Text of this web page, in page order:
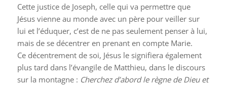
Cette justice de Joseph, celle qui va permettre que
Jésus vienne au monde avec un père pour veiller sur
lui et l’éduquer, c’est de ne pas seulement penser à lui,
mais de se décentrer en prenant en compte Marie.
Ce décentrement de soi, Jésus le signifiera également
plus tard dans l’évangile de Matthieu, dans le discours
sur la montagne : Cherchez d’abord le règne de Dieu et